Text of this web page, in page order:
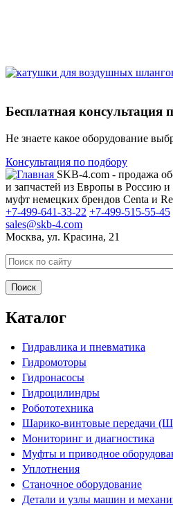
Бесплатная консультация
Не знаете какое оборудование
Консультация по подбору
SKB-4.com - продажа
и запчастей из Европы в Россию
муфт немецких брендов Centa и
+7-499-641-33-22 +7-499-515-55-45
sales@skb-4.com
Москва, ул. Красина, 21
Каталог
Гидравлика и пневматика
Гидромоторы
Гидронасосы
Гидроцилиндры
Робототехника
Шарико-винтовые передачи
Мониторинг и диагностика
Муфты и приводное
Уплотнения
Станочное оборудование
Детали и узлы машин и